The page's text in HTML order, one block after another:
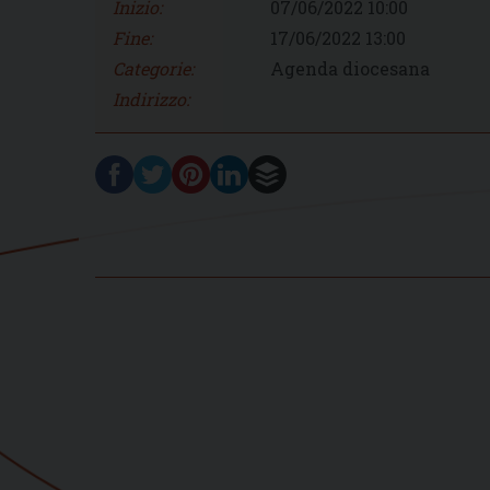
Inizio:
07/06/2022 10:00
Fine:
17/06/2022 13:00
Categorie:
Agenda diocesana
Indirizzo: